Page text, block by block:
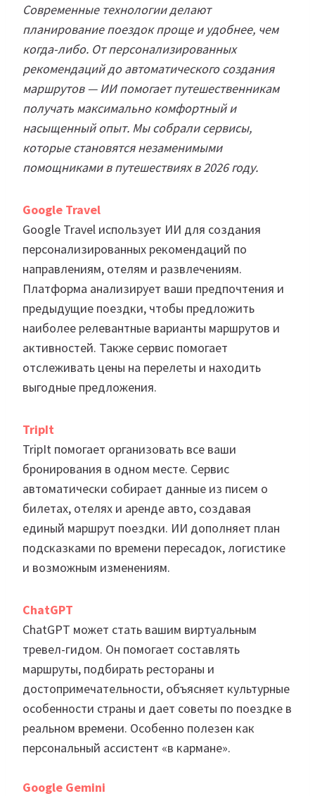
Современные технологии делают
планирование поездок проще и удобнее, чем
когда-либо. От персонализированных
рекомендаций до автоматического создания
маршрутов — ИИ помогает путешественникам
получать максимально комфортный и
насыщенный опыт. Мы собрали сервисы,
которые становятся незаменимыми
помощниками в путешествиях в 2026 году.
Google Travel
Google Travel использует ИИ для создания
персонализированных рекомендаций по
направлениям, отелям и развлечениям.
Платформа анализирует ваши предпочтения и
предыдущие поездки, чтобы предложить
наиболее релевантные варианты маршрутов и
активностей. Также сервис помогает
отслеживать цены на перелеты и находить
выгодные предложения.
TripIt
TripIt помогает организовать все ваши
бронирования в одном месте. Сервис
автоматически собирает данные из писем о
билетах, отелях и аренде авто, создавая
единый маршрут поездки. ИИ дополняет план
подсказками по времени пересадок, логистике
и возможным изменениям.
ChatGPT
ChatGPT может стать вашим виртуальным
тревел-гидом. Он помогает составлять
маршруты, подбирать рестораны и
достопримечательности, объясняет культурные
особенности страны и дает советы по поездке в
реальном времени. Особенно полезен как
персональный ассистент «в кармане».
Google Gemini